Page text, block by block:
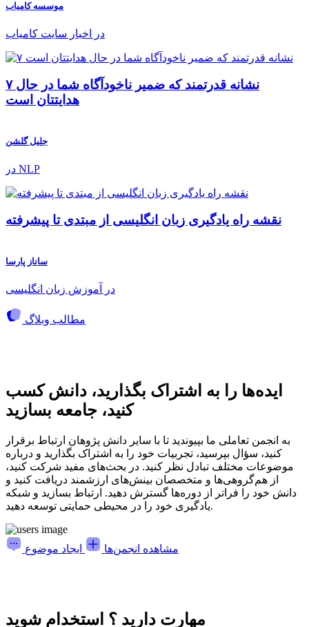
موسسه کامیاب
در اخبار سایت کامیاب
۷ نشانه قدرتمند که ضمیر ناخودآگاه شما در حال
هدایتتان است
جلیل گلشن
در NLP
نقشه راه یادگیری زبان انگلیسی از مبتدی تا پیشرفته
ساناز پارسا
در آموزش زبان انگلیسی
مطالب وبلاگ
ایده‌ها را به اشتراک بگذارید، دانش کسب
کنید، جامعه بسازید
به انجمن تعاملی ما بپیوندید تا با سایر دانش پژوهان ارتباط برقرار
کنید، سؤال بپرسید، تجربیات خود را به اشتراک بگذارید و درباره
موضوعات مختلف تبادل نظر کنید. در بحث‌های مفید شرکت کنید،
از هم‌گروهی‌ها و متخصصان بینش‌های ارزشمند دریافت کنید و
دانش خود را فراتر از دوره‌ها گسترش دهید. ارتباط بسازید و شبکه
یادگیری خود را در محیطی حمایتی توسعه دهید.
مشاهده انجمن‌ها ایجاد موضوع
مهارت دارید ؟ استخدام شوید